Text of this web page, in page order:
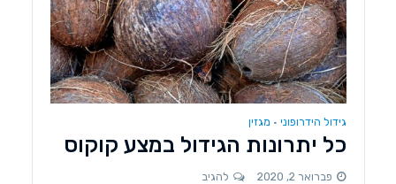
גידול הידרופוני • מגזין
כל יתרונות הגידול במצע קוקוס
פברואר 2, 2020 להגיב